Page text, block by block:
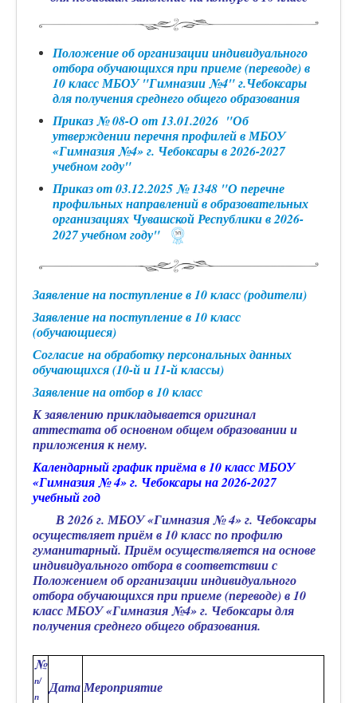
Положение об организации индивидуального
отбора обучающихся при приеме (переводе) в
10 класс МБОУ "Гимназии №4" г.Чебоксары
для получения среднего общего образования
Приказ № 08-О от 13.01.2026 "Об
утверждении перечня профилей в МБОУ
«Гимназия №4» г. Чебоксары в 2026-2027
учебном году"
Приказ от 03.12.2025 № 1348 "О перечне
профильных направлений в образовательных
организациях Чувашской Республики в 2026-
2027 учебном году"
Заявление на поступление в 10 класс (родители)
Заявление на поступление в 10 класс
(обучающиеся)
Согласие на обработку персональных данных
обучающихся (10-й и 11-й классы)
Заявление на отбор в 10 класс
К заявлению прикладывается оригинал
аттестата об основном общем образовании и
приложения к нему.
Календарный график приёма в 10 класс МБОУ
«Гимназия № 4» г. Чебоксары на 2026-2027
учебный год
В 2026 г. МБОУ «Гимназия № 4» г. Чебоксары
осуществляет приём в 10 класс по профилю
гуманитарный. Приём осуществляется на основе
индивидуального отбора в соответствии с
Положением об организации индивидуального
отбора обучающихся при приеме (переводе) в 10
класс МБОУ «Гимназия №4» г. Чебоксары для
получения среднего общего образования.
№
п/
п
ДатаМероприятие